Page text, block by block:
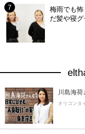
梅雨でも
だ髪や寝
川島海荷
オリコンタ